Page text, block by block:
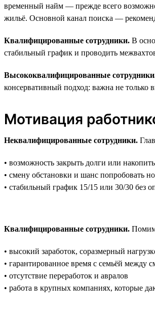
временный найм — прежде всего
жильё. Основной канал поиска —
Квалифицированные сотрудники. В
стабильный график и проводить
Высококвалифицированные
консервативный подход: важна не только
Мотивация
Неквалифицированные сотрудники.
• возможность закрыть долги или
• смену обстановки и шанс попробовать
• стабильный график 15/15 или 30/30 без
Квалифицированные сотрудники.
• высокий заработок, соразмерный
• гарантированное время с семьёй между
• отсутствие переработок и авралов
• работа в крупных компаниях, которые